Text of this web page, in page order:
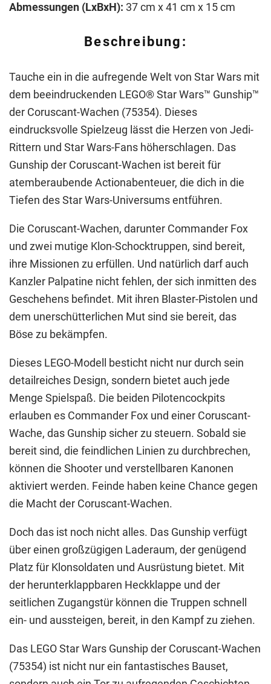
Abmessungen (LxBxH): 37 cm x 41 cm x 15 cm
Beschreibung:
Tauche ein in die aufregende Welt von Star Wars mit
dem beeindruckenden LEGO® Star Wars™ Gunship™
der Coruscant-Wachen (75354). Dieses
eindrucksvolle Spielzeug lässt die Herzen von Jedi-
Rittern und Star Wars-Fans höherschlagen. Das
Gunship der Coruscant-Wachen ist bereit für
atemberaubende Actionabenteuer, die dich in die
Tiefen des Star Wars-Universums entführen.
Die Coruscant-Wachen, darunter Commander Fox
und zwei mutige Klon-Schocktruppen, sind bereit,
ihre Missionen zu erfüllen. Und natürlich darf auch
Kanzler Palpatine nicht fehlen, der sich inmitten des
Geschehens befindet. Mit ihren Blaster-Pistolen und
dem unerschütterlichen Mut sind sie bereit, das
Böse zu bekämpfen.
Dieses LEGO-Modell besticht nicht nur durch sein
detailreiches Design, sondern bietet auch jede
Menge Spielspaß. Die beiden Pilotencockpits
erlauben es Commander Fox und einer Coruscant-
Wache, das Gunship sicher zu steuern. Sobald sie
bereit sind, die feindlichen Linien zu durchbrechen,
können die Shooter und verstellbaren Kanonen
aktiviert werden. Feinde haben keine Chance gegen
die Macht der Coruscant-Wachen.
Doch das ist noch nicht alles. Das Gunship verfügt
über einen großzügigen Laderaum, der genügend
Platz für Klonsoldaten und Ausrüstung bietet. Mit
der herunterklappbaren Heckklappe und der
seitlichen Zugangstür können die Truppen schnell
ein- und aussteigen, bereit, in den Kampf zu ziehen.
Das LEGO Star Wars Gunship der Coruscant-Wachen
(75354) ist nicht nur ein fantastisches Bauset,